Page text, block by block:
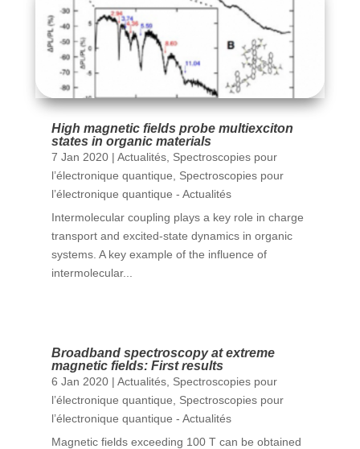
High magnetic fields probe multiexciton
states in organic materials
7 Jan 2020| Actualités, Spectroscopies pour
l’électronique quantique, Spectroscopies pour
l’électronique quantique - Actualités
Intermolecular coupling plays a key role in charge
transport and excited-state dynamics in organic
systems. A key example of the influence of
intermolecular...
Broadband spectroscopy at extreme
magnetic fields: First results
6 Jan 2020| Actualités, Spectroscopies pour
l’électronique quantique
Spectroscopies pour
l’électronique quantique - Actualités
Magnetic fields exceeding 100 T can be obtained